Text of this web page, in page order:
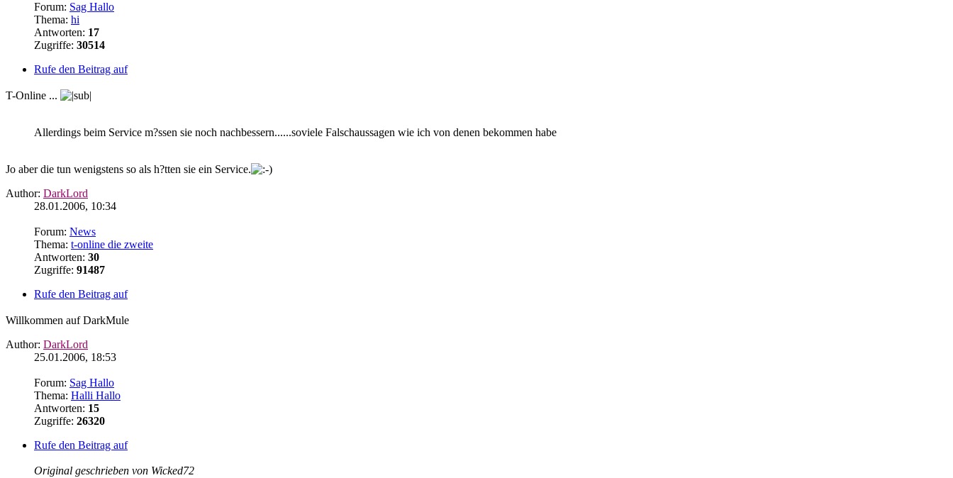
Forum: Sag Hallo
Thema: hi
Antworten: 17
Zugriffe: 30514
Rufe den Beitrag auf
T-Online ...
Allerdings beim Service m?ssen sie noch nachbessern......soviele Falschaussagen wie ich von denen bekommen habe
Jo aber die tun wenigstens so als h?tten sie ein Service.
Author: DarkLord
28.01.2006, 10:34
Forum: News
Thema: t-online die zweite
Antworten: 30
Zugriffe: 91487
Rufe den Beitrag auf
Willkommen auf DarkMule
Author: DarkLord
25.01.2006, 18:53
Forum: Sag Hallo
Thema: Halli Hallo
Antworten: 15
Zugriffe: 26320
Rufe den Beitrag auf
Original geschrieben von Wicked72